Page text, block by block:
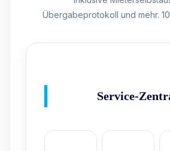
Übergabeprotokoll und mehr.
Service-